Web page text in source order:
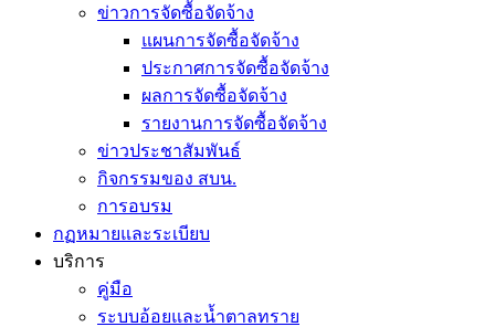
ข่าวการจัดซื้อจัดจ้าง
แผนการจัดซื้อจัดจ้าง
ประกาศการจัดซื้อจัดจ้าง
ผลการจัดซื้อจัดจ้าง
รายงานการจัดซื้อจัดจ้าง
ข่าวประชาสัมพันธ์
กิจกรรมของ สบน.
การอบรม
กฏหมายและระเบียบ
บริการ
คู่มือ
ระบบอ้อยและน้ำตาลทราย